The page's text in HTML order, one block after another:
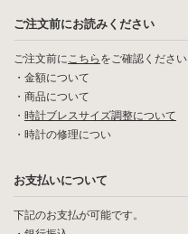
ご注文前にお読みください
ご注文前にこちら をご確認ください
・ 金額について
・ 商品について
・ 時計ブレスサイズ調整について
・ 時計の修理につい
お支払いについて
下記のお支払が可能です。